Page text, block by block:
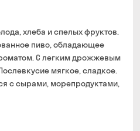
хлеба и спелых фруктов.
пиво, обладающее
С легким дрожжевым
мягкое, сладкое.
с сырами, морепродуктами,